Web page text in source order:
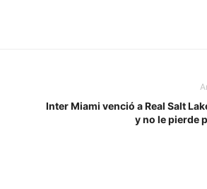
Inter Miami venció a Real Salt
y no le pierde